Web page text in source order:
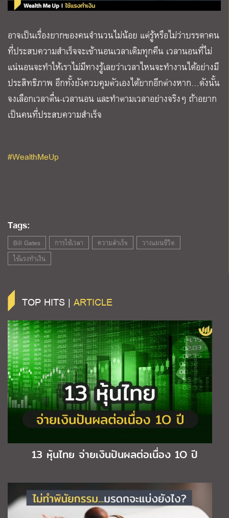
อาจเป็นเรื่องยากของคนจำนวนไม่น้อย แต่รู้หรือไม่ว่าบรรดาคน
ที่ประสบความสำเร็จจะเข้านอนเวลาเดิมทุกคืน เวลานอนที่ไม่
แน่นอนจะทำให้เราไม่มีทางรู้เลยว่าเวลาไหนจะทำงานได้อย่างมี
ประสิทธิภาพ อีกทั้งยังควบคุมตัวเองได้ยากอีกต่างหาก…ดังนั้น
จงเลือกเวลาตื่น-เวลานอน และทำตามเวลาอย่างจริงๆ ถ้าอยาก
เป็นคนที่ประสบความสำเร็จ
#WealthMeUp
Tags:
Bill Gates การใช้เวลา ความสำเร็จ
วางแผนชีวิต
ใช้แรงทำเงิน
TOP HITS | ARTICLE
13 หุ้นไทย จ่ายเงินปันผลต่อเนื่อง 1O ปี